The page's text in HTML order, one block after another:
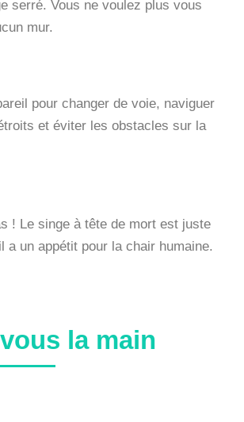
serré. Vous ne voulez plus vous
mur.
pour changer de voie, naviguer
et éviter les obstacles sur la
! Le singe à tête de mort est juste
a un appétit pour la chair humaine.
la main